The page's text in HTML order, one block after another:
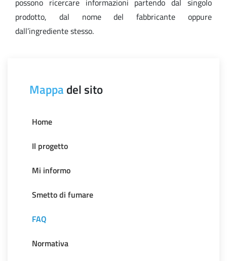
possono ricercare informazioni partendo dal singolo
prodotto, dal nome del fabbricante oppure
dall’ingrediente stesso.
Mappa del sito
Home
Il progetto
Mi informo
Smetto di fumare
FAQ
Normativa